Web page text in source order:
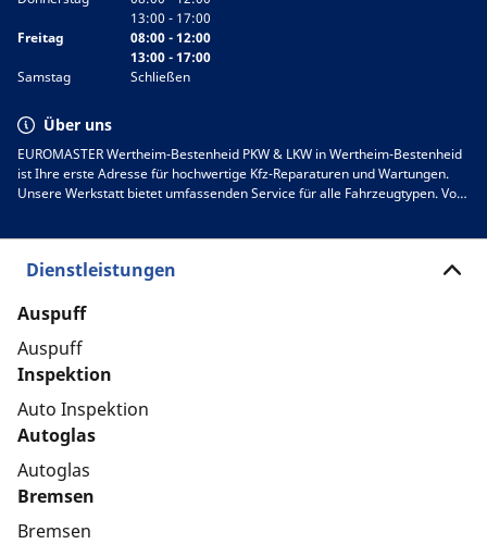
13:00 - 17:00
Freitag
08:00 - 12:00
13:00 - 17:00
Samstag
Schließen
Über uns
EUROMASTER Wertheim-Bestenheid PKW & LKW in Wertheim-Bestenheid
ist Ihre erste Adresse für hochwertige Kfz-Reparaturen und Wartungen.
Unsere Werkstatt bietet umfassenden Service für alle Fahrzeugtypen. Von
Kundenzufriedenheit. Besuchen Sie uns in Wertheim-Bestenheid, um
einen Termin. Vertrauen Sie auf unsere Expertise!
Dienstleistungen
Auspuff
Auspuff
Inspektion
Auto Inspektion
Autoglas
Autoglas
Bremsen
Bremsen